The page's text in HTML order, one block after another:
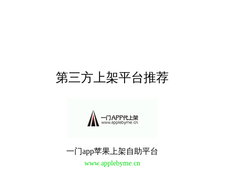
第三方上架平台推荐
一门app苹果上架自助平台
www.applebyme.cn